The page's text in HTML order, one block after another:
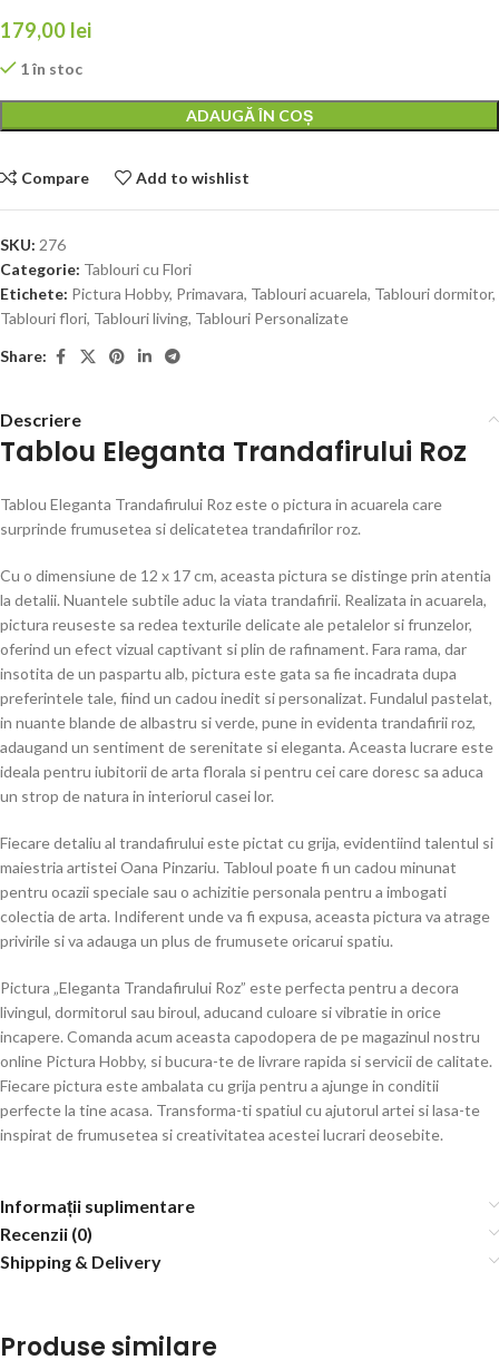
179,00 lei
1 în stoc
ADAUGĂ ÎN COȘ
Compare Add to wishlist
SKU: 276
Categorie: Tablouri cu Flori
Etichete: Pictura Hobby, Primavara, Tablouri acuarela, Tablouri dormitor,
Tablouri flori, Tablouri living, Tablouri Personalizate
Share:
Descriere
Tablou Eleganta Trandafirului Roz
Tablou Eleganta Trandafirului Rozeste o pictura in acuarela care
surprinde frumusetea si delicatetea trandafirilor roz.
Cu o dimensiune de 12 x 17 cm, aceasta pictura se distinge prin atentia
la detalii. Nuantele subtile aduc la viata trandafirii. Realizata in acuarela,
pictura reuseste sa redea texturile delicate ale petalelor si frunzelor,
oferind un efect vizual captivant si plin de rafinament. Fara rama, dar
insotita de un paspartu alb, pictura este gata sa fie incadrata dupa
preferintele tale, fiind un cadou inedit si personalizat. Fundalul pastelat,
in nuante blande de albastru si verde, pune in evidenta trandafirii roz,
adaugand un sentiment de serenitate si eleganta. Aceasta lucrare este
ideala pentru iubitorii de arta florala si pentru cei care doresc sa aduca
un strop de natura in interiorul casei lor.
Fiecare detaliu al trandafirului este pictat cu grija, evidentiind talentul si
maiestria artistei Oana Pinzariu. Tabloul poate fi un cadou minunat
pentru ocazii speciale sau o achizitie personala pentru a imbogati
colectia de arta. Indiferent unde va fi expusa, aceasta pictura va atrage
privirile si va adauga un plus de frumusete oricarui spatiu.
Pictura „Eleganta Trandafirului Roz” este perfecta pentru a decora
livingul, dormitorul sau biroul, aducand culoare si vibratie in orice
incapere. Comanda acum aceasta capodopera de pe magazinul nostru
online Pictura Hobby, si bucura-te de livrare rapida si servicii de calitate.
Fiecare pictura este ambalata cu grija pentru a ajunge in conditii
perfecte la tine acasa. Transforma-ti spatiul cu ajutorul artei si lasa-te
inspirat de frumusetea si creativitatea acestei lucrari deosebite.
Informații suplimentare
Recenzii (0)
Shipping & Delivery
Produse similare